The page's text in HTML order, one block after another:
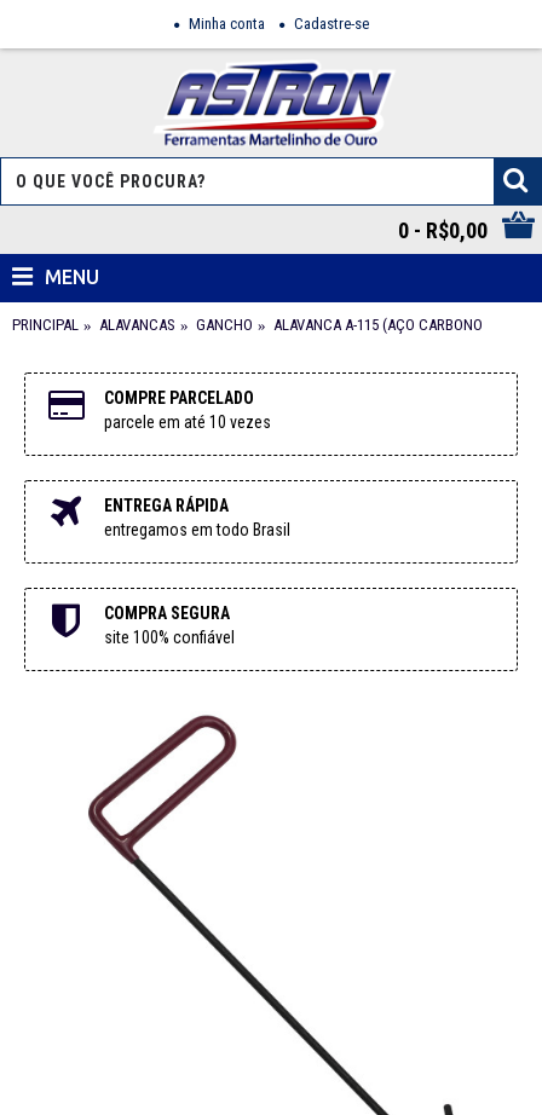
Minha conta Cadastre-se
0 - R$0,00
MENU
PRINCIPAL ALAVANCAS GANCHO ALAVANCA A-115 (AÇO CARBONO
COMPRE PARCELADO
parcele em até 10 vezes
ENTREGA RÁPIDA
entregamos em todo Brasil
COMPRA SEGURA
site 100% confiável